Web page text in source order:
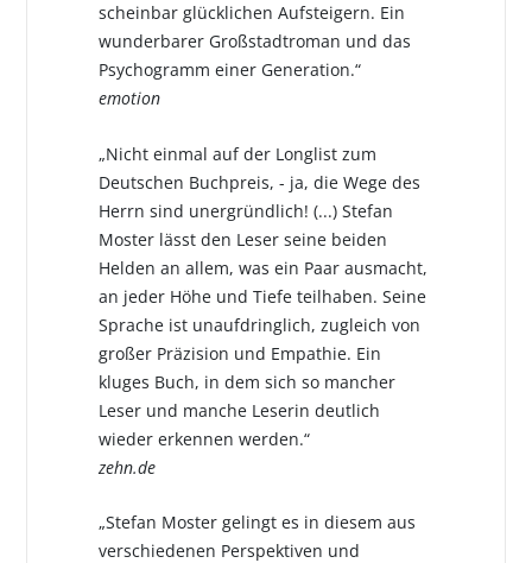
scheinbar glücklichen Aufsteigern. Ein
wunderbarer Großstadtroman und das
Psychogramm einer Generation.“
emotion
„Nicht einmal auf der Longlist zum
Deutschen Buchpreis, - ja, die Wege des
Herrn sind unergründlich! (...) Stefan
Moster lässt den Leser seine beiden
Helden an allem, was ein Paar ausmacht,
an jeder Höhe und Tiefe teilhaben. Seine
Sprache ist unaufdringlich, zugleich von
großer Präzision und Empathie. Ein
kluges Buch, in dem sich so mancher
Leser und manche Leserin deutlich
wieder erkennen werden.“
zehn.de
„Stefan Moster gelingt es in diesem aus
verschiedenen Perspektiven und